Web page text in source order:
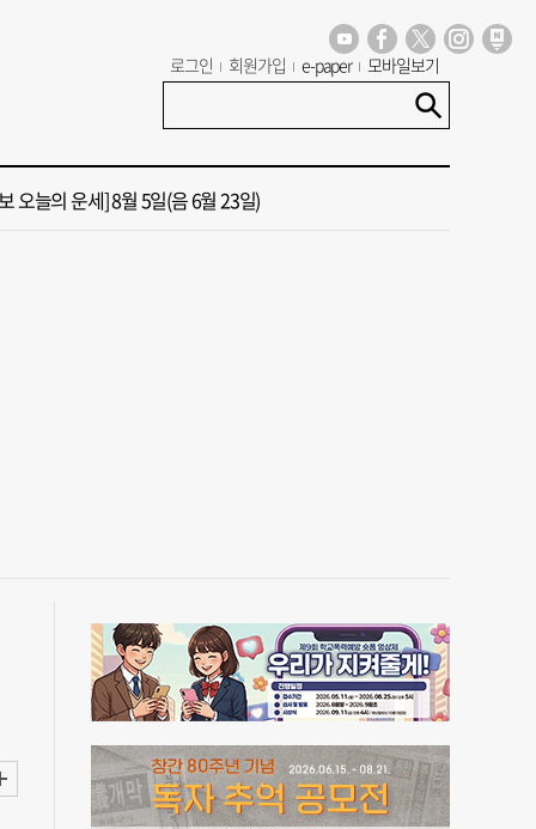
로그인 회원가입 e-paper 모바일보기
13호 태풍 돌핀 경로, 내주 중국 상륙…'불가마 더위' 언제까지
보 오늘의 운세] 8월 5일(음 6월 23일)
이드' 자처한 한동훈…'구포데이'로 북구 알리기 총력